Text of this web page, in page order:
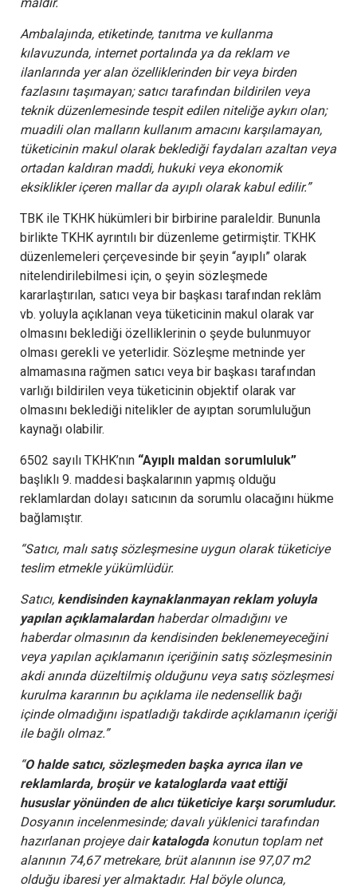
Ambalajında, etiketinde, tanıtma ve kullanma
kılavuzunda, internet portalında ya da reklam ve
ilanlarında yer alan özelliklerinden bir veya birden
fazlasını taşımayan; satıcı tarafından bildirilen veya
teknik düzenlemesinde tespit edilen niteliğe aykırı olan;
muadili olan malların kullanım amacını karşılamayan,
tüketicinin makul olarak beklediği faydaları azaltan veya
ortadan kaldıran maddi, hukuki veya ekonomik
eksiklikler içeren mallar da ayıplı olarak kabul edilir.”
TBK ile TKHK hükümleri bir birbirine paraleldir. Bununla
birlikte TKHK ayrıntılı bir düzenleme getirmiştir. TKHK
düzenlemeleri çerçevesinde bir şeyin “ayıplı” olarak
nitelendirilebilmesi için, o şeyin sözleşmede
kararlaştırılan, satıcı veya bir başkası tarafından reklâm
vb. yoluyla açıklanan veya tüketicinin makul olarak var
olmasını beklediği özelliklerinin o şeyde bulunmuyor
olması gerekli ve yeterlidir. Sözleşme metninde yer
almamasına rağmen satıcı veya bir başkası tarafından
varlığı bildirilen veya tüketicinin objektif olarak var
olmasını beklediği nitelikler de ayıptan sorumluluğun
kaynağı olabilir.
6502 sayılı TKHK’nın “Ayıplı maldan sorumluluk”
başlıklı 9. maddesi başkalarının yapmış olduğu
reklamlardan dolayı satıcının da sorumlu olacağını hükme
bağlamıştır.
“Satıcı, malı satış sözleşmesine uygun olarak tüketiciye
teslim etmekle yükümlüdür.
Satıcı, kendisinden kaynaklanmayan reklam yoluyla
yapılan açıklamalardan haberdar olmadığını ve
haberdar olmasının da kendisinden beklenemeyeceğini
veya yapılan açıklamanın içeriğinin satış sözleşmesinin
akdi anında düzeltilmiş olduğunu veya satış sözleşmesi
kurulma kararının bu açıklama ile nedensellik bağı
içinde olmadığını ispatladığı takdirde açıklamanın içeriği
ile bağlı olmaz.”
“O halde satıcı, sözleşmeden başka ayrıca ilan ve
reklamlarda, broşür ve kataloglarda vaat ettiği
hususlar yönünden de alıcı tüketiciye karşı sorumludur.
Dosyanın incelenmesinde; davalı yüklenici tarafından
hazırlanan projeye dairkatalogdakonutun toplam net
alanının 74,67 metrekare, brüt alanının ise 97,07 m2
olduğu ibaresi yer almaktadır. Hal böyle olunca,